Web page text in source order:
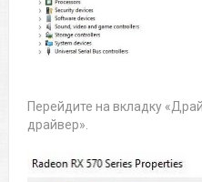
Перейдите на вкладку
драйвер».